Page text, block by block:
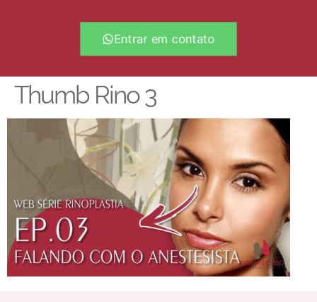
Entrar em contato
Thumb Rino 3